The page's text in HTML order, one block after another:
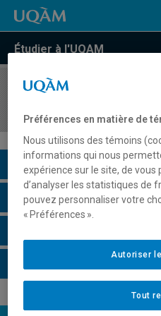
Étudier à l'UQAM
COURS//
Description du cours
Horaire - Été 2026
Préférences en matière de
Nous utilisons des témoins
informations qui nous
expérience sur le site, de
d’analyser les statistiques de
pouvez personnaliser votre
« Préférences ».
Tout
Autoriser